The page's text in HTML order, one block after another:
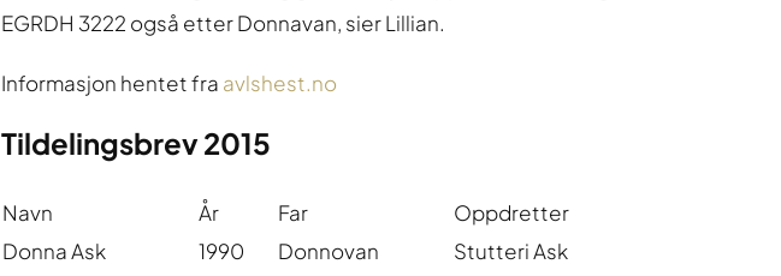
EGRDH 3222 også etter Donnavan, sier Lillian.
Informasjon hentet fra avlshest.no
Tildelingsbrev 2015
Navn År Far
Oppdretter
Donna Ask
1990 Donnovan
Stutteri Ask